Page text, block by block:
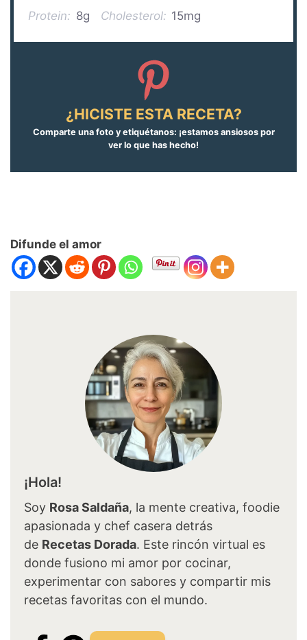
Protein: 8g Cholesterol: 15mg
¿HICISTE ESTA RECETA?
Comparte una foto y etiquétanos: ¡estamos ansiosos por
ver lo que has hecho!
Difunde el amor
¡Hola!
Soy Rosa Saldaña, la mente creativa, foodie
apasionada y chef casera detrás
de Recetas Dorada. Este rincón virtual es
donde fusiono mi amor por cocinar,
experimentar con sabores y compartir mis
recetas favoritas con el mundo.